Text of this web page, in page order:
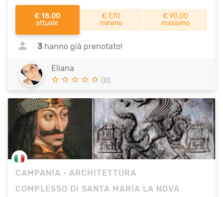
€ 18,00
attuale
€ 7,70
minimo
€ 90,00
massimo
3 hanno già prenotato!
Eliana
(0)
CAMPANIA • ARCHITETTURA
COMPLESSO DI SANTA MARIA LA NOVA